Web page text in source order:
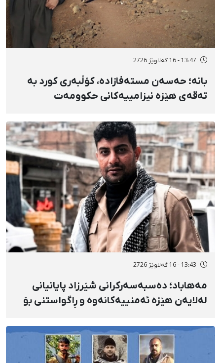
13:47 - 16 گەلاوێژ 2726
بانه؛ حەسەن مستەفازادە، کۆڵبەری کورد بە
تەقەی هێزە نیزامییەکانی حکوومەت
13:43 - 16 گەلاوێژ 2726
مەهاباد؛ دەسبەسەرکرانی شێرزاد پایانیانی
لەلایەن هێزە ئەمنییەکانەوە و ڕاگواستنی بۆ